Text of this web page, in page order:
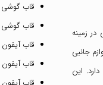
زمینه
جانبی
این
قاب گوشی
قاب گوشی
قاب آیفون 17 پرو مکس
قاب آیفون 17 پرو